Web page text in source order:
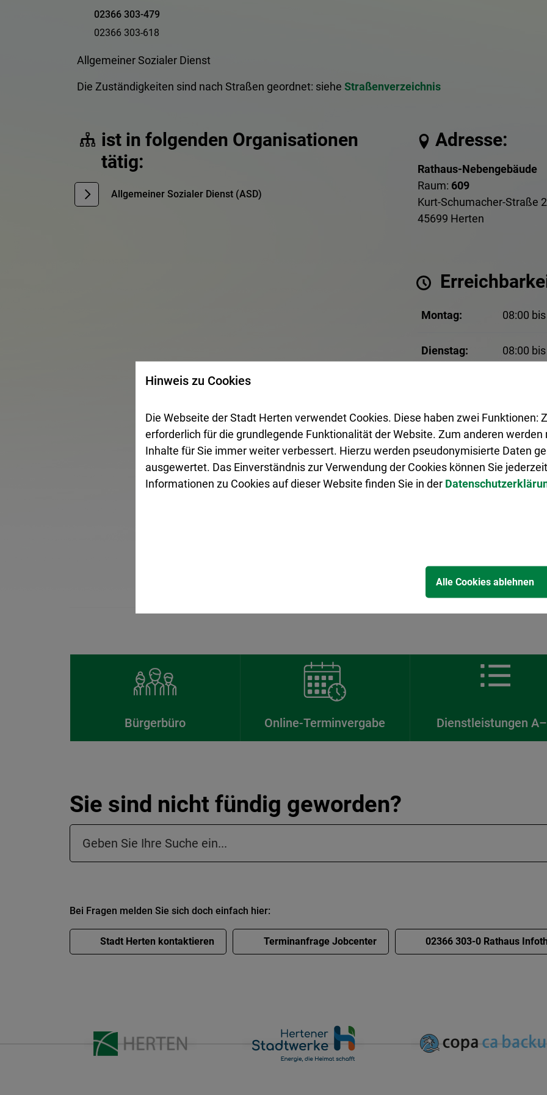
02366 303-479
02366 303-618
Allgemeiner Sozialer Dienst
Die Zuständigkeiten sind nach Straßen geordnet: siehe Straßenverzeichnis
ist in folgenden Organisationen
tätig:
Allgemeiner Sozialer Dienst (ASD)
Adresse:
Rathaus-Nebengebäude
Raum: 609
Kurt-Schumacher-Straße 2
45699 Herten
Montag: 08:00
Dienstag: 08:00
Donnerstag: 08:00
Freitag: 08:00
Bürgerbüro Online-Terminvergabe Dienstleistungen
Sie sind nicht fündig geworden?
Suchfeld in der Fußzeile
Bei Fragen melden Sie sich doch einfach hier:
Stadt Herten kontaktieren Terminanfrage Jobcenter 02366 303-0 Rathaus
Hinweis zu Cookies
Die Webseite der Stadt Herten verwendet Cookies. Diese haben zwei Funktionen:
erforderlich für die grundlegende Funktionalität der Website. Zum anderen
Inhalte für Sie immer weiter verbessert. Hierzu werden pseudonymisierte Daten
ausgewertet. Das Einverständnis zur Verwendung der Cookies können Sie
Informationen zu Cookies auf dieser Website finden Sie in der
Alle Cookies ablehnen